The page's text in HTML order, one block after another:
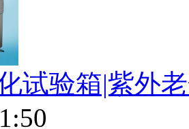
试验箱|紫外